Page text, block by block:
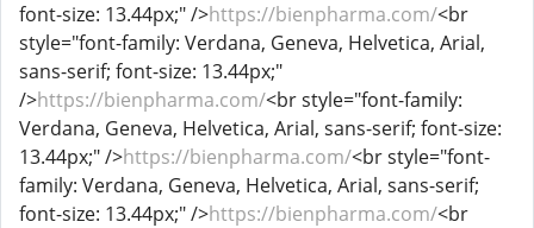
font-size: 13.44px;" />https://bienpharma.com/<br
style="font-family: Verdana, Geneva, Helvetica, Arial,
sans-serif; font-size: 13.44px;"
/>https://bienpharma.com/<br style="font-family:
Verdana, Geneva, Helvetica, Arial, sans-serif; font-size:
13.44px;" />https://bienpharma.com/<br style="font-
family: Verdana, Geneva, Helvetica, Arial, sans-serif;
font-size: 13.44px;" />https://bienpharma.com/<br